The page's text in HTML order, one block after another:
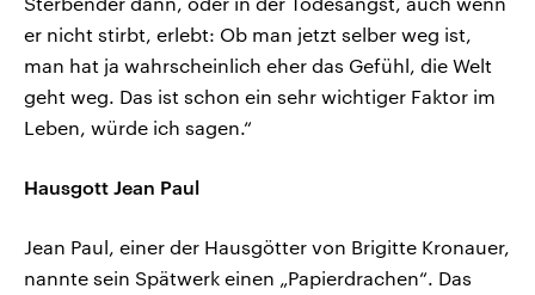
er nicht stirbt, erlebt: Ob man jetzt selber weg ist,
man hat ja wahrscheinlich eher das Gefühl, die Welt
geht weg. Das ist schon ein sehr wichtiger Faktor im
Leben, würde ich sagen.“
Hausgott Jean Paul
Jean Paul, einer der Hausgötter von Brigitte Kronauer,
nannte sein Spätwerk einen „Papierdrachen“. Das